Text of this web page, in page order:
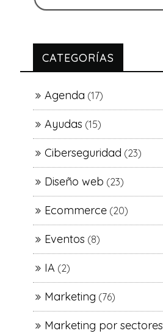
CATEGORÍAS
Agenda (17)
Ayudas (15)
Ciberseguridad (23)
Diseño web (23)
Ecommerce (20)
Eventos (8)
IA (2)
Marketing (76)
Marketing por sectores